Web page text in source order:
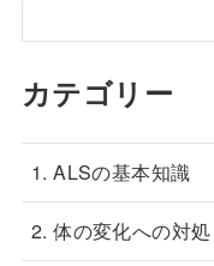
カテゴリー
1. ALSの基本知識
2. 体の変化への対処